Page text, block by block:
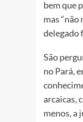
bem que
mas “não
delegado
São
no Pará,
arcaicas,
menos, a